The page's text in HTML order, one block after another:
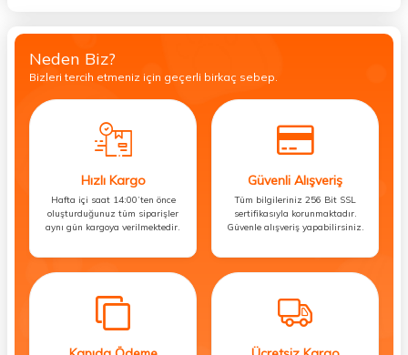
Neden Biz?
Bizleri tercih etmeniz için geçerli birkaç sebep.
Hızlı Kargo
Hafta içi saat 14:00’ten önce
oluşturduğunuz tüm siparişler
aynı gün kargoya verilmektedir.
Güvenli Alışveriş
Tüm bilgileriniz 256 Bit SSL
sertifikasıyla korunmaktadır.
Güvenle alışveriş yapabilirsiniz.